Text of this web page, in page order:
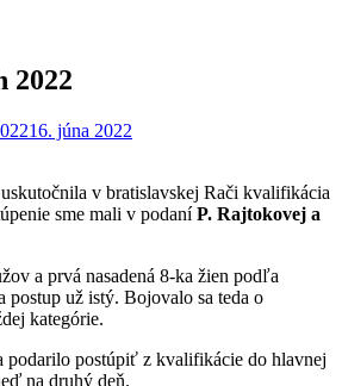
2022
16. júna 2022
v bratislavskej Rači kvalifikácia
sme mali v podaníP. Rajtokovej a
a prvá nasadená 8-ka žien podľa
postup už istý. Bojovalo sa teda o
kategórie.
podarilo postúpiť z kvalifikácie do hlavnej
na druhý deň.